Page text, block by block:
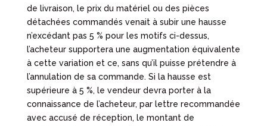
de livraison, le prix du matériel ou des pièces
détachées commandés venait à subir une hausse
n’excédant pas 5 % pour les motifs ci-dessus,
l’acheteur supportera une augmentation équivalente
à cette variation et ce, sans qu’il puisse prétendre à
l’annulation de sa commande. Si la hausse est
supérieure à 5 %, le vendeur devra porter à la
connaissance de l’acheteur, par lettre recommandée
avec accusé de réception, le montant de